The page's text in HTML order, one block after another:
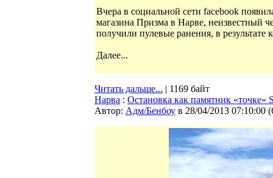
Вчера в социальной сети facebook
магазина Призма в Нарве, неизвестный
получили пулевые ранения, в
Далее...
Читать дальше... | 1169 байт
Нарва : Остановка как памятник «точке»
Автор: Адм/Бенбоу в 28/04/2013 07:10:00 (